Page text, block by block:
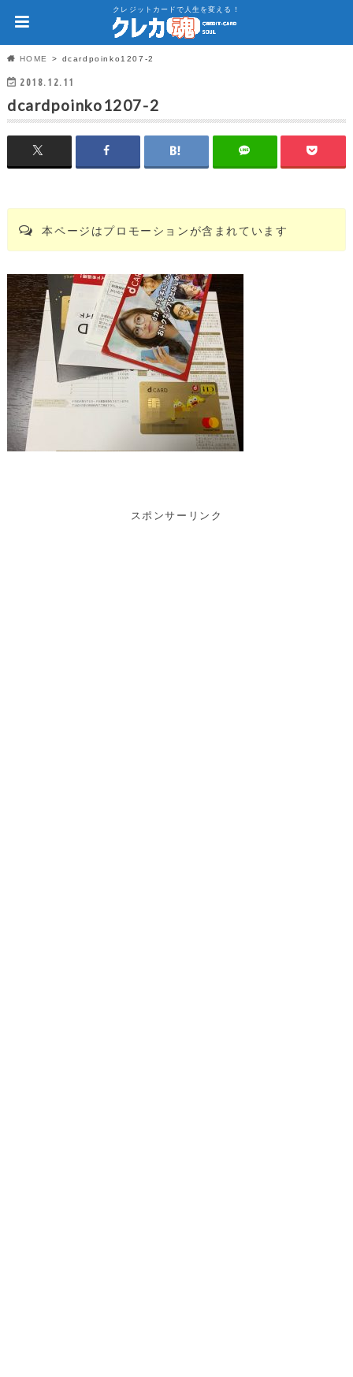
クレジットカードで人生を変える！
HOME dcardpoinko1207-2
2018.12.11
dcardpoinko1207-2
本ページはプロモーションが含まれています
スポンサーリンク